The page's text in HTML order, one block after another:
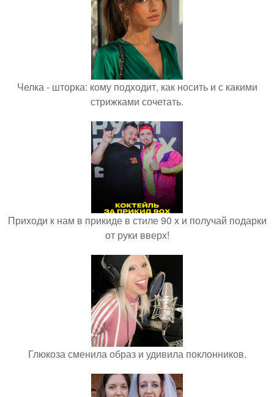
Челка - шторка: кому подходит, как носить и с какими
стрижками сочетать.
Приходи к нам в прикиде в стиле 90 х и получай подарки
от руки вверх!
Глюкоза сменила образ и удивила поклонников.